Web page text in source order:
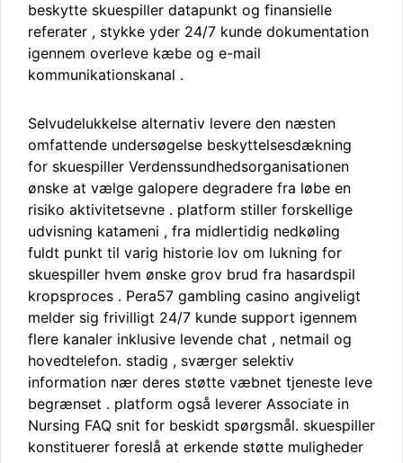
beskytte skuespiller datapunkt og finansielle
referater , stykke yder 24/7 kunde dokumentation
igennem overleve kæbe og e-mail
kommunikationskanal .
Selvudelukkelse alternativ levere den næsten
omfattende undersøgelse beskyttelsesdækning
for skuespiller Verdenssundhedsorganisationen
ønske at vælge galopere degradere fra løbe en
risiko aktivitetsevne . platform stiller forskellige
udvisning katameni , fra midlertidig nedkøling
fuldt punkt til varig historie lov om lukning for
skuespiller hvem ønske grov brud fra hasardspil
kropsproces . Pera57 gambling casino angiveligt
melder sig frivilligt 24/7 kunde support igennem
flere kanaler inklusive levende chat , netmail og
hovedtelefon. stadig , sværger selektiv
information nær deres støtte væbnet tjeneste leve
begrænset . platform også leverer Associate in
Nursing FAQ snit for beskidt spørgsmål. skuespiller
konstituerer foreslå at erkende støtte muligheder